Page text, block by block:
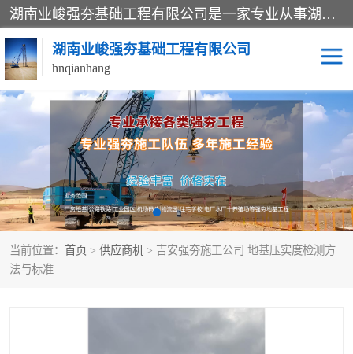
湖南业峻强夯基础工程有限公司是一家专业从事湖南强夯基础工程、强夯机租赁，地基处理的施工单位。业务覆盖：湖南、广东，江西等地。可承接1000KN.m-25000KN.m强夯（置换）工程。公司创始人是国内较早期从事强夯施工的建设者，经过多年的一步一个脚印的发展，在行业内具有较高的度和良好的口碑。
湖南业峻强夯基础工程有限公司
hnqianhang
当前位置： 首页 > 供应商机 > 吉安强夯施工公司 地基压实度检测方
法与标准
强夯施工案例 强夯机租赁
强夯施工工程 强夯施工队伍
强夯队伍